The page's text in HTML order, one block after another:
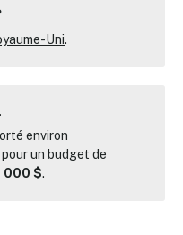
Uni.
environ
un budget de
000 $.